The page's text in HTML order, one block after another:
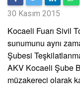
30 Kasım 2015
Kocaeli Fuarı Sivil
sunumunu aynı
Şubesi
AKV Kocaeli Şube
müzakereci olarak